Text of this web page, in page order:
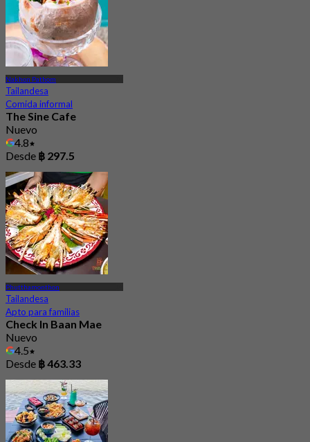
Nakhon Pathom
Tailandesa
Comida informal
The Sine Cafe
Nuevo
4.8
Desde ฿ 297.5
Phutthamonthon
Tailandesa
Apto para familias
Check In Baan Mae
Nuevo
4.5
Desde ฿ 463.33